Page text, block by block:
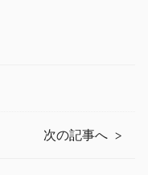
次の記事へ